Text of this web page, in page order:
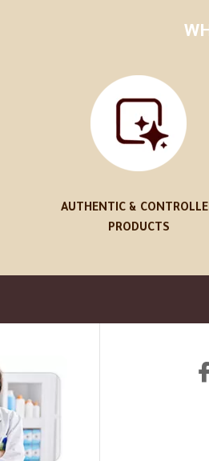
AUTHENTIC &
PRODUCTS